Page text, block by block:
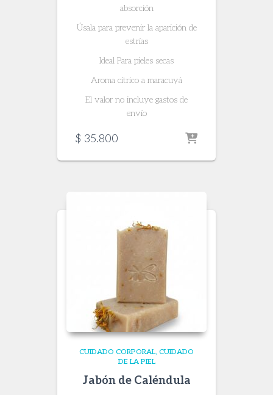
absorción
Úsala para prevenir la aparición de
estrías
Ideal Para pieles secas
Aroma cítrico a maracuyá
El valor no incluye gastos de
envío
$ 35.800
CUIDADO CORPORAL CUIDADO
DE LA PIEL
Jabón de Caléndula